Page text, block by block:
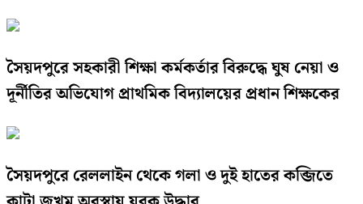
সৈয়দপুরে সহকারী শিক্ষা কর্মকর্তার বিরুদ্ধে ঘুষ নেয়া ও
দূর্নীতির অভিযোগ প্রাথমিক বিদ্যালয়ের প্রধান শিক্ষকের
সৈয়দপুরে রেললাইন থেকে গলা ও দুই হাতের কব্জিতে